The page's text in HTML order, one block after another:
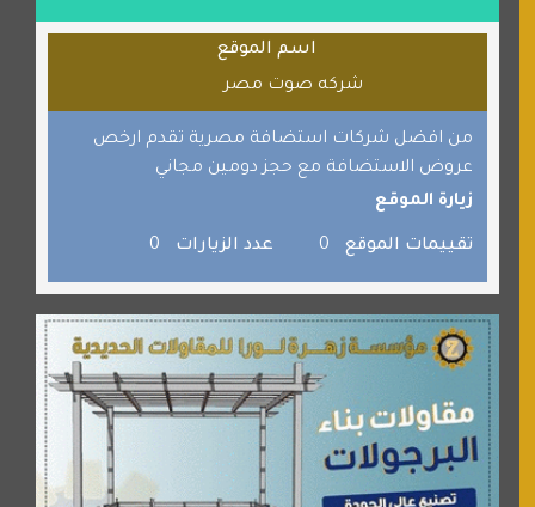
قراننا
القران للجميع
برامج كمبيوتر
جائزة دبي الدولية للقران الكريم
صفنة دوت كوم
الألسن لخدمات الترجمة المعتمدة
اسم الموقع
شركه صوت مصر
من افضل شركات استضافة مصرية تقدم ارخص
عروض الاستضافة مع حجز دومين مجاني
زيارة الموقع
تقييمات الموقع 0 عدد الزيارات 0